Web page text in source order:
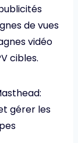
de vues
vidéo
cibles.
gérer les